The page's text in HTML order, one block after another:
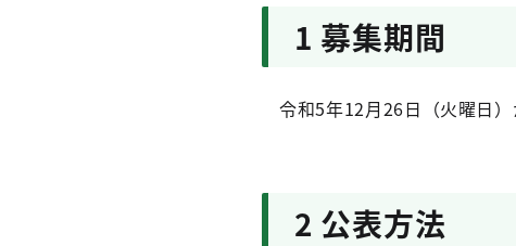
1 募集期間
令和5年12月26日（火曜日）
2 公表方法